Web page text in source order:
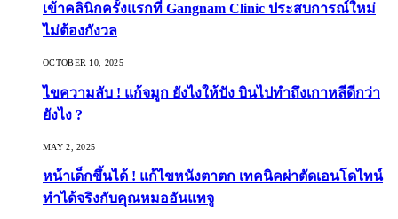
เข้าคลินิกครั้งแรกที่ Gangnam Clinic ประสบการณ์ใหม่
ไม่ต้องกังวล
OCTOBER 10, 2025
ไขความลับ ! แก้จมูก ยังไงให้ปัง บินไปทำถึงเกาหลีดีกว่า
ยังไง ?
MAY 2, 2025
หน้าเด็กขึ้นได้ ! แก้ไขหนังตาตก เทคนิคผ่าตัดเอนโดไทน์
ทำได้จริงกับคุณหมออันแทจู